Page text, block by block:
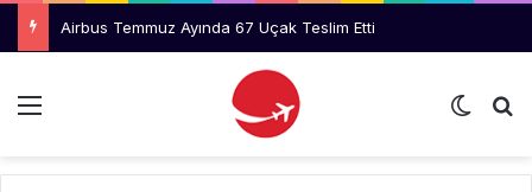
Airbus Temmuz Ayında 67 Uçak Teslim Etti
Menü Dış